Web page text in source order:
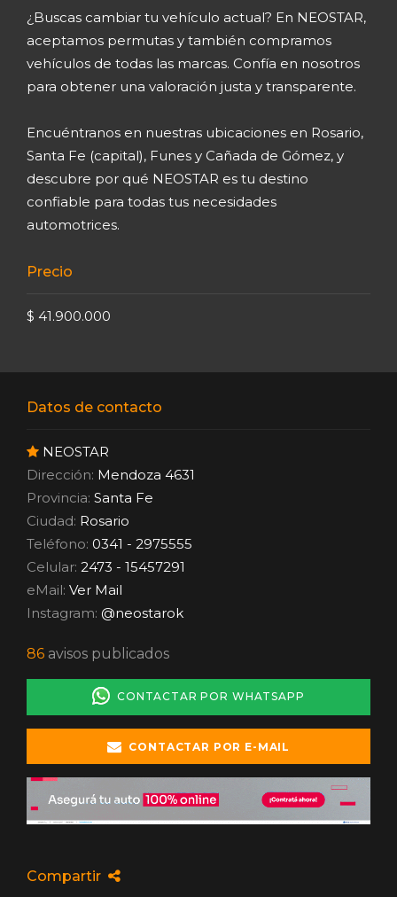
¿Buscas cambiar tu vehículo actual? En NEOSTAR,
aceptamos permutas y también compramos
vehículos de todas las marcas. Confía en nosotros
para obtener una valoración justa y transparente.
Encuéntranos en nuestras ubicaciones en Rosario,
Santa Fe (capital), Funes y Cañada de Gómez, y
descubre por qué NEOSTAR es tu destino
confiable para todas tus necesidades
automotrices.
Precio
$ 41.900.000
Datos de contacto
NEOSTAR
Dirección: Mendoza 4631
Provincia: Santa Fe
Ciudad: Rosario
Teléfono: 0341 - 2975555
Celular: 2473 - 15457291
eMail: Ver Mail
Instagram: @neostarok
86 avisos publicados
CONTACTAR POR WHATSAPP
CONTACTAR POR E-MAIL
Compartir